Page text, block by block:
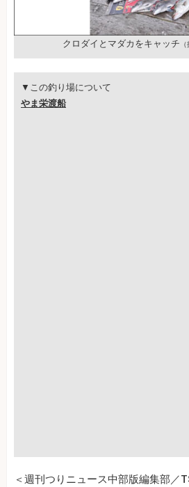
クロダイとマダカをキャッチ
▼この釣り場について
やま栄渡船
＜週刊つりニュース中部版編集部／